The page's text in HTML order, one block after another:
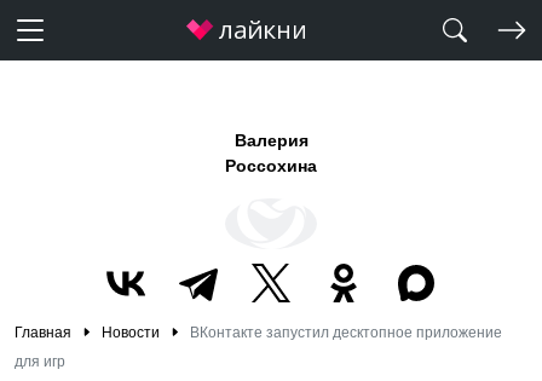
Валерия
Россохина
Главная Новости
ВКонтакте запустил десктопное приложение
для игр